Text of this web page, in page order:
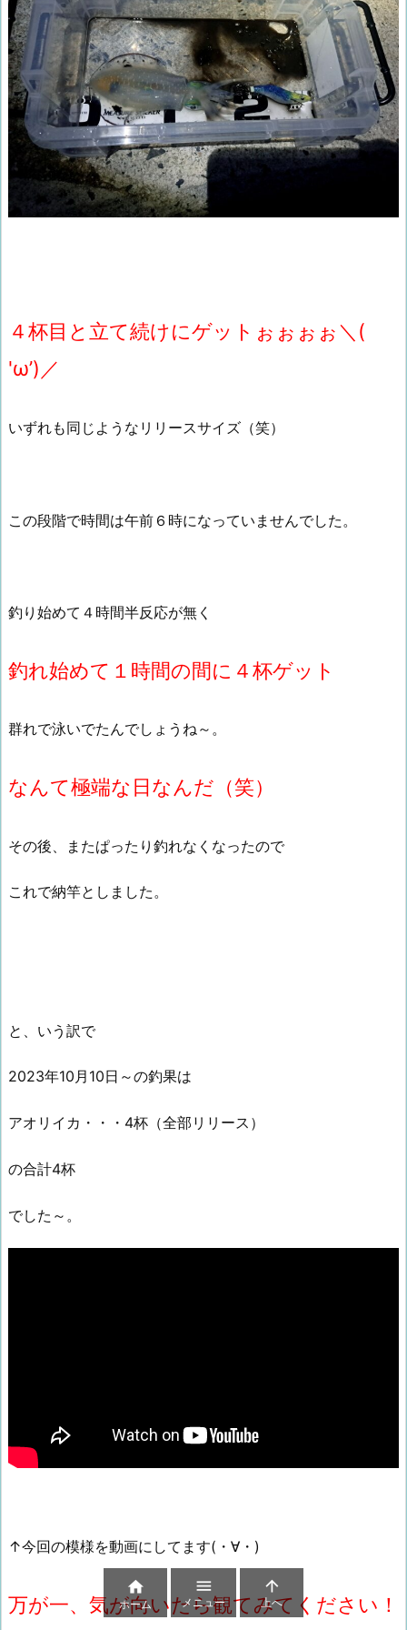
４杯目と立て続けにゲットぉぉぉぉ＼(
'ω’)／
いずれも同じようなリリースサイズ（笑）
この段階で時間は午前６時になっていませんでした。
釣り始めて４時間半反応が無く
釣れ始めて１時間の間に４杯ゲット
群れで泳いでたんでしょうね～。
なんて極端な日なんだ（笑）
その後、またぱったり釣れなくなったので
これで納竿としました。
と、いう訳で
2023年10月10日～の釣果は
アオリイカ・・・4杯（全部リリース）
の合計4杯
でした～。
↑今回の模様を動画にしてます(・∀・)
万が一、気が向いたら観てみてください！

ホーム

メニュー

上へ